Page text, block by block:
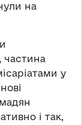
на
частина
у
і так,